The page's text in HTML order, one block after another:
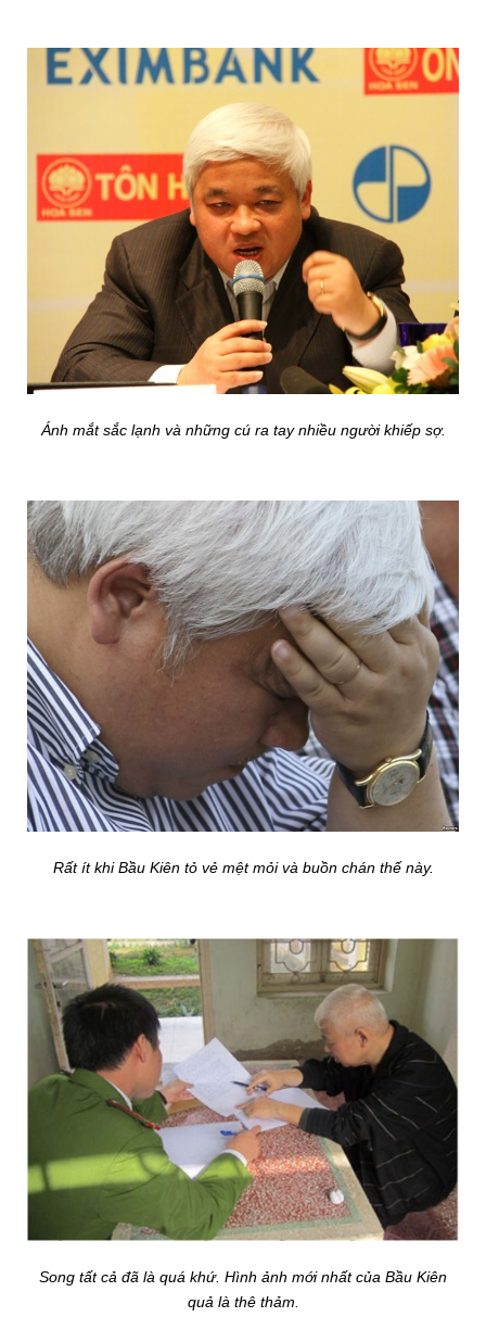
Ánh mắt sắc lạnh và những cú ra tay nhiều người khiếp sợ.
Rất ít khi Bầu Kiên tỏ vẻ mệt mỏi và buồn chán thế này.
Song tất cả đã là quá khứ. Hình ảnh mới nhất của Bầu Kiên
quả là thê thảm.